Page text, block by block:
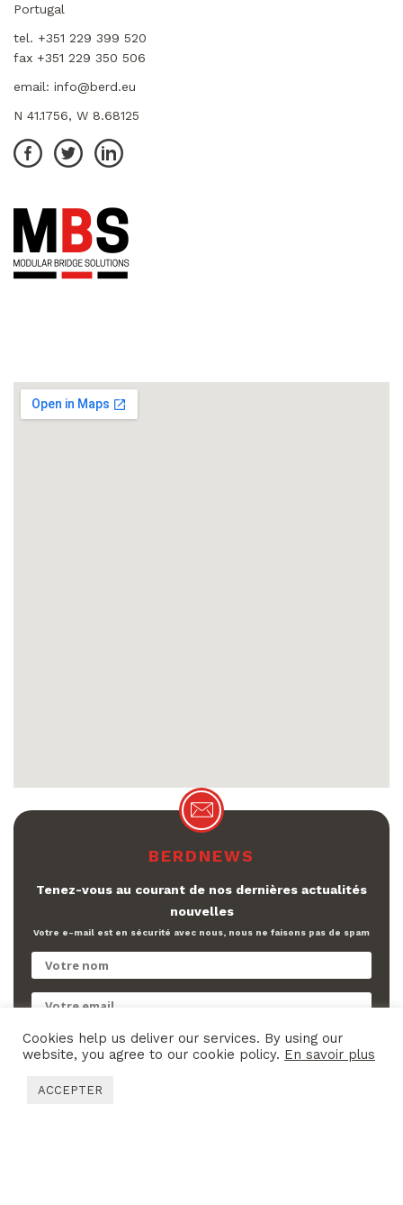
Portugal
tel. +351 229 399 520
fax +351 229 350 506
email: info@berd.eu
N 41.1756, W 8.68125
BERDNEWS
Tenez-vous au courant de nos dernières actualités
nouvelles
Votre e-mail est en sécurité avec nous, nous ne faisons pas de spam
J'ai lu et j'accepte laPolitique de Confidencialité
Cookies help us deliver our services. By using our
website, you agree to our cookie policy. En savoir plus
ACCEPTER